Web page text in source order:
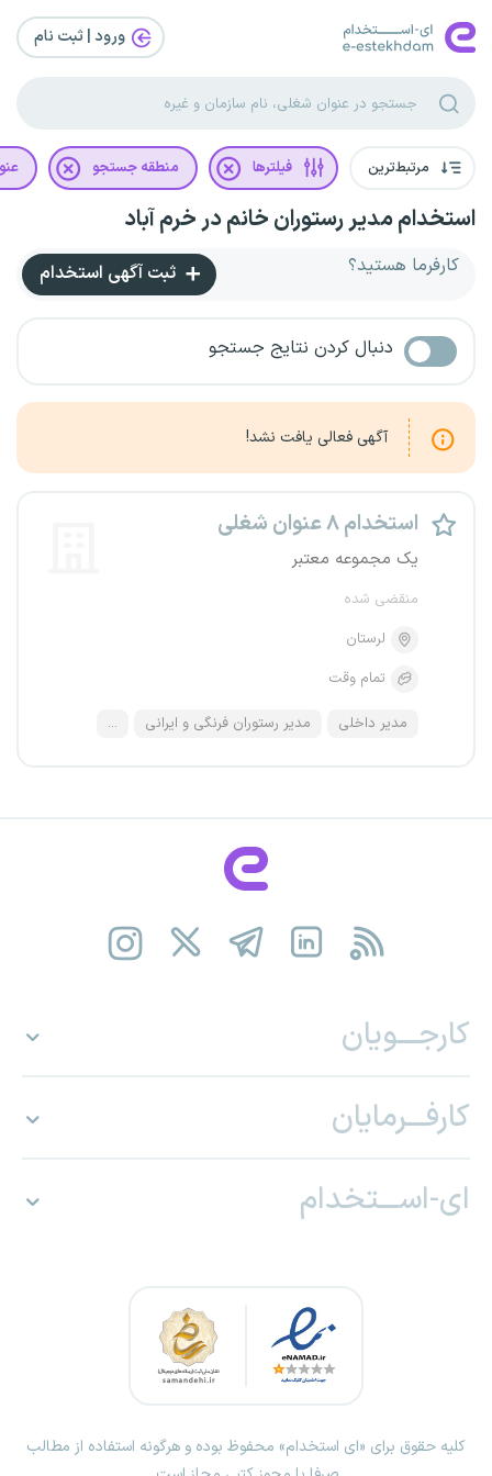
ورود | ثبت‌ نام
مرتبط‌ترین فیلترها منطقه جستجو
استخدام مدیر رستوران خانم در خرم آباد
کارفرما هستید؟ ثبت آگهی استخدام
دنبال کردن نتایج جستجو
آگهی فعالی یافت نشد!
استخدام ۸ عنوان شغلی
یک مجموعه معتبر
منقضی شده
لرستان
تمام وقت
مدیر داخلی مدیر رستوران فرنگی و ایرانی ...
کارجـــویان
کارفـــرمایان
ای-اســـتخدام
کلیه حقوق برای «ای استخدام» محفوظ بوده و هرگونه استفاده از مطالب